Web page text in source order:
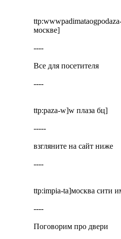
москве]
----
Все для посетителя
----
ttp:paza-w]w плаза бц]
-----
взгляните на сайт ниже
----
ttp:impia-ta]москва сити
----
Поговорим про двери